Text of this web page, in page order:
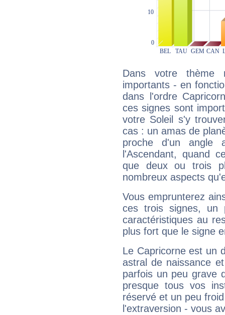
Dans votre thème
importants - en
dans l'ordre
ces signes sont
votre Soleil s'y
cas : un amas de
proche d'un
l'Ascendant, quand
que deux ou trois
nombreux aspects
Vous emprunterez
ces trois signes, un
caractéristiques au
plus fort que le signe
Le Capricorne est un
astral de naissance
parfois un peu grave
presque tous vos
réservé et un peu
l'extraversion - vous